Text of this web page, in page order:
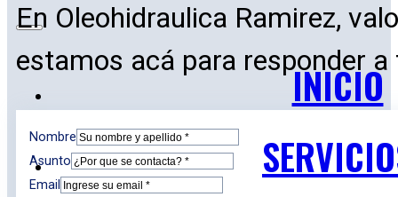
INICIO
En Oleohidraulica Ramirez,
estamos acá para responder
Nombre
Asunto
Email